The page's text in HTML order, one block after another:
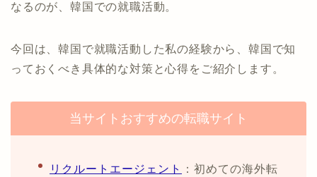
なるのが、韓国での就職活動。
今回は、韓国で就職活動した私の経験から、韓国で知
っておくべき具体的な対策と心得をご紹介します。
当サイトおすすめの転職サイト
リクルートエージェント
：初めての海外転